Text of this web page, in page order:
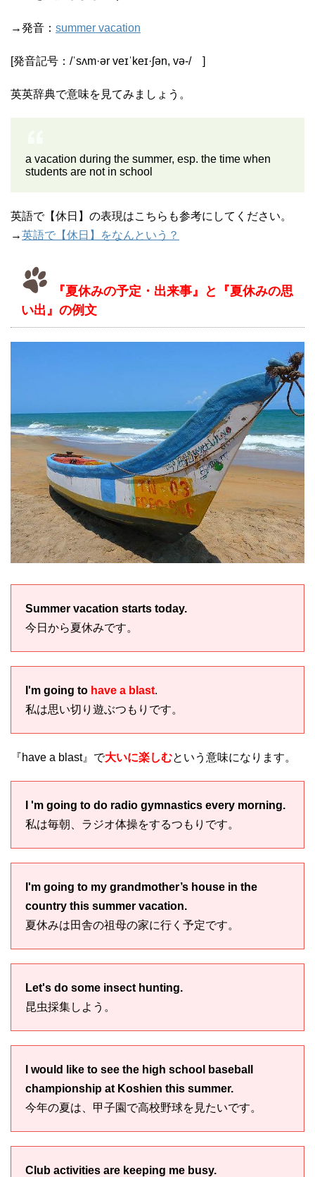
→発音： summer vacation
[発音記号：/ˈsʌm·ər veɪˈkeɪ·ʃən, və-/ ]
英英辞典で意味を見てみましょう。
a vacation during the summer, esp. the time when
students are not in school
英語で【休日】の表現はこちらも参考にしてください。
→英語で【休日】をなんという？
『夏休みの予定・出来事』と『夏休みの思
い出』の例文
Summer vacation starts today.
今日から夏休みです。
I'm going to have a blast.
私は思い切り遊ぶつもりです。
『have a blast』で大いに楽しむという意味になります。
I 'm going to do radio gymnastics every morning.
私は毎朝、ラジオ体操をするつもりです。
I'm going to my grandmother’s house in the
country this summer vacation.
夏休みは田舎の祖母の家に行く予定です。
Let's do some insect hunting.
昆虫採集しよう。
I would like to see the high school baseball
championship at Koshien this summer.
今年の夏は、甲子園で高校野球を見たいです。
Club activities are keeping me busy.